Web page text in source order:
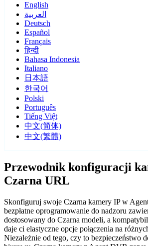
English
العربية
Deutsch
Español
Français
हिन्दी
Bahasa Indonesia
Italiano
日本語
한국어
Polski
Português
Tiếng Việt
中文(简体)
中文(繁體)
Przewodnik konfiguracji
Czarna URL
Skonfiguruj swoje Czarna kamery IP w
bezpłatne oprogramowanie do nadzoru
dostosowany do Czarna modeli, a
daje ci elastyczne opcje połączenia na
Niezależnie od tego, czy to bezpieczeństwo